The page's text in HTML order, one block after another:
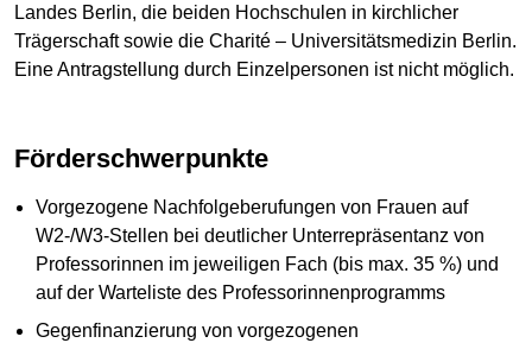
Landes Berlin, die beiden Hochschulen in kirchlicher
Trägerschaft sowie die Charité – Universitätsmedizin Berlin.
Eine Antragstellung durch Einzelpersonen ist nicht möglich.
Förderschwerpunkte
Vorgezogene Nachfolgeberufungen von Frauen auf
W2-/W3-Stellen bei deutlicher Unterrepräsentanz von
Professorinnen im jeweiligen Fach (bis max. 35 %) und
auf der Warteliste des Professorinnenprogramms
Gegenfinanzierung von vorgezogenen